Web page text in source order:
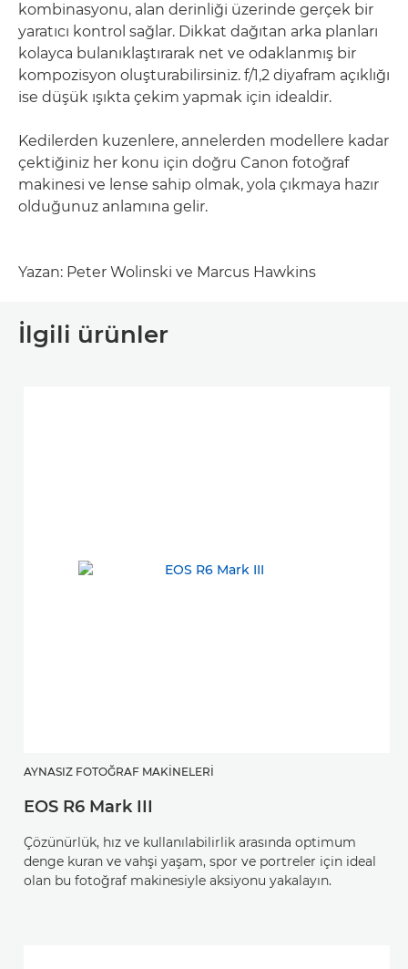
kombinasyonu, alan derinliği üzerinde gerçek bir
yaratıcı kontrol sağlar. Dikkat dağıtan arka planları
kolayca bulanıklaştırarak net ve odaklanmış bir
kompozisyon oluşturabilirsiniz. f/1,2 diyafram açıklığı
ise düşük ışıkta çekim yapmak için idealdir.
Kedilerden kuzenlere, annelerden modellere kadar
çektiğiniz her konu için doğru Canon fotoğraf
makinesi ve lense sahip olmak, yola çıkmaya hazır
olduğunuz anlamına gelir.
Yazan: Peter Wolinski ve Marcus Hawkins
İlgili ürünler
AYNASIZ FOTOĞRAF MAKINELERI
EOS R6 Mark III
Çözünürlük, hız ve kullanılabilirlik arasında optimum
denge kuran ve vahşi yaşam, spor ve portreler için ideal
olan bu fotoğraf makinesiyle aksiyonu yakalayın.